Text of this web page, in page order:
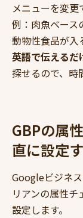
メニューを変更
例：肉魚ベース
動物性食品が入
英語で伝えるだ
探せるので、時
GBPの属
直に設定
Googleビジネ
リアンの属性
設定します。